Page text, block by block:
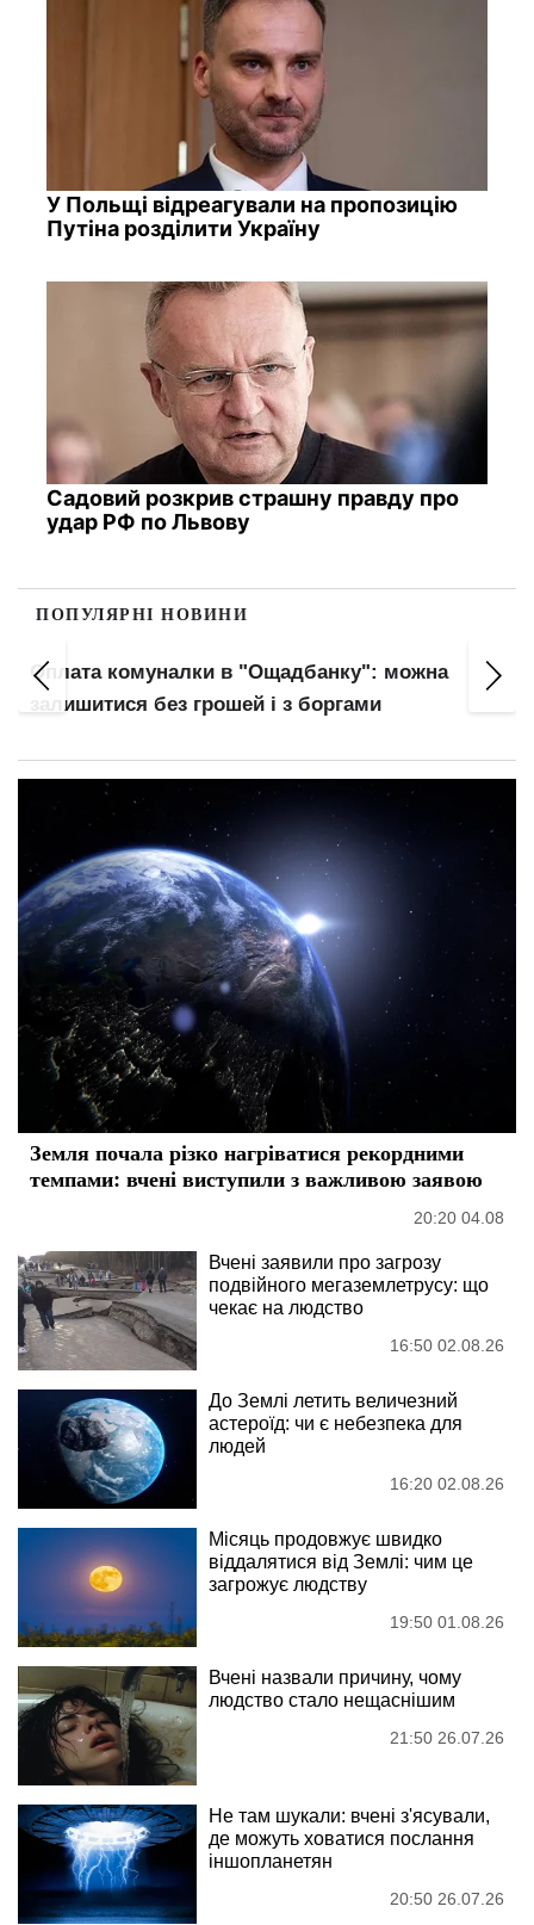
У Польщі відреагували на пропозицію
Путіна розділити Україну
Садовий розкрив страшну правду про
удар РФ по Львову
ПОПУЛЯРНІ НОВИНИ
Оплата комуналки в "Ощадбанку": можна
залишитися без грошей і з боргами
Земля почала різко нагріватися рекордними
темпами: вчені виступили з важливою заявою
20:20 04.08
Вчені заявили про загрозу
подвійного мегаземлетрусу: що
чекає на людство
16:50 02.08.26
До Землі летить величезний
астероїд: чи є небезпека для
людей
16:20 02.08.26
Місяць продовжує швидко
віддалятися від Землі: чим це
загрожує людству
19:50 01.08.26
Вчені назвали причину, чому
людство стало нещаснішим
21:50 26.07.26
Не там шукали: вчені з'ясували,
де можуть ховатися послання
іншопланетян
20:50 26.07.26